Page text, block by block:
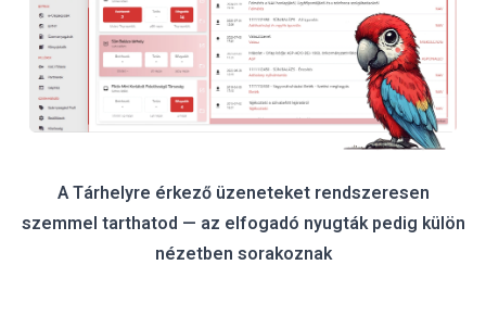
A Tárhelyre érkező üzeneteket rendszeresen
szemmel tarthatod — az elfogadó nyugták pedig külön
nézetben sorakoznak